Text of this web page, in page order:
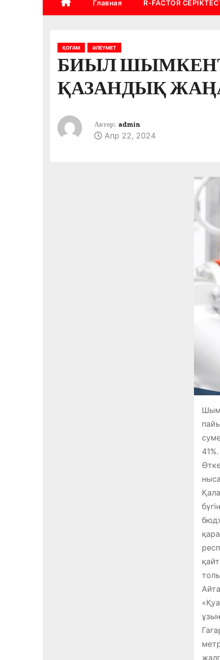
Главная R-FACTOR
ҚОҒАМ ӘЛЕУМЕТ
БИЫЛ
ҚАЗАНДЫҚ
Автор: admin
Апр 22, 2024
41%.